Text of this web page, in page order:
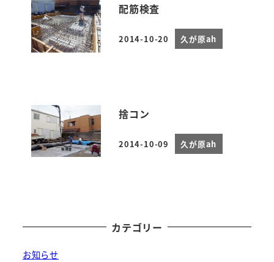
配筋検査
投稿日
2014-10-20 久が原ah
捨コン
投稿日
2014-10-09 久が原ah
カテゴリー
お知らせ